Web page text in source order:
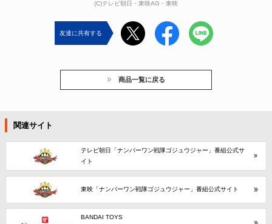
(C)テレビ朝日・東映AG・東映
友達に共有する
商品一覧に戻る
関連サイト
テレビ朝日「ナンバーワン戦隊ゴジュウジャー」番組公式サ
イト
東映「ナンバーワン戦隊ゴジュウジャー」番組公式サイト
BANDAI TOYS